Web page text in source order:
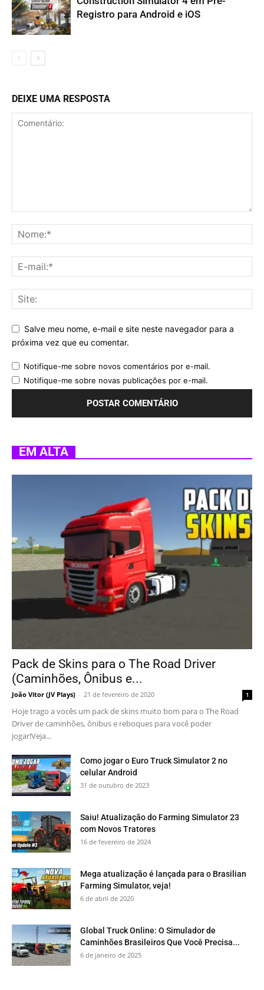
Registro para Android e iOS
DEIXE UMA RESPOSTA
Salve meu nome, e-mail e site neste navegador para a
próxima vez que eu comentar.
Notifique-me sobre novos comentários por e-mail.
Notifique-me sobre novas publicações por e-mail.
EM ALTA
Pack de Skins para o The Road Driver
(Caminhões, Ônibus e...
João Vitor (JV Plays) - 21 de fevereiro de 2020 1
Hoje trago a vocês um pack de skins muito bom para o The Road
Driver de caminhões, ônibus e reboques para você poder
jogar!Veja...
Como jogar o Euro Truck Simulator 2 no
celular Android
31 de outubro de 2023
Saiu! Atualização do Farming Simulator 23
com Novos Tratores
16 de fevereiro de 2024
Mega atualização é lançada para o Brasilian
Farming Simulator, veja!
6 de abril de 2020
Global Truck Online: O Simulador de
Caminhões Brasileiros Que Você Precisa...
6 de janeiro de 2025